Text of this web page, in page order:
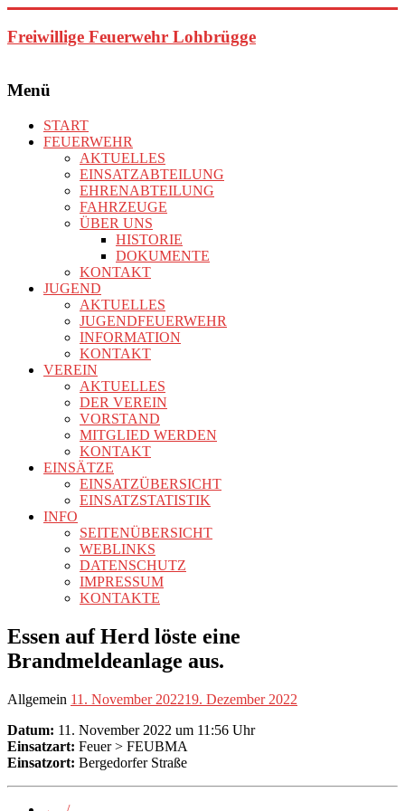
Inhalt
springen
Freiwillige Feuerwehr Lohbrügge
Menü
START
FEUERWEHR
AKTUELLES
EINSATZABTEILUNG
EHRENABTEILUNG
FAHRZEUGE
ÜBER UNS
HISTORIE
DOKUMENTE
KONTAKT
JUGEND
AKTUELLES
JUGENDFEUERWEHR
INFORMATION
KONTAKT
VEREIN
AKTUELLES
DER VEREIN
VORSTAND
MITGLIED WERDEN
KONTAKT
EINSÄTZE
EINSATZÜBERSICHT
EINSATZSTATISTIK
INFO
SEITENÜBERSICHT
WEBLINKS
DATENSCHUTZ
IMPRESSUM
KONTAKTE
Essen auf Herd löste eine
Brandmeldeanlage aus.
Allgemein 11. November 202219. Dezember 2022
Datum: 11. November 2022 um 11:56 Uhr
Einsatzart: Feuer > FEUBMA
Einsatzort: Bergedorfer Straße